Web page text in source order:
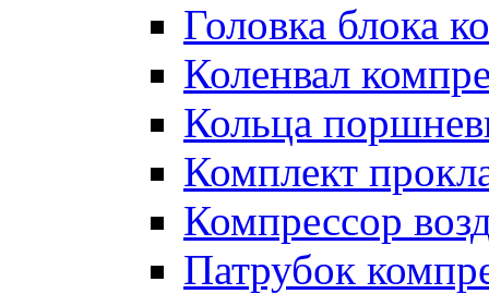
Головка блока
Коленвал
Кольца
Комплект
Компрессор
Патрубок